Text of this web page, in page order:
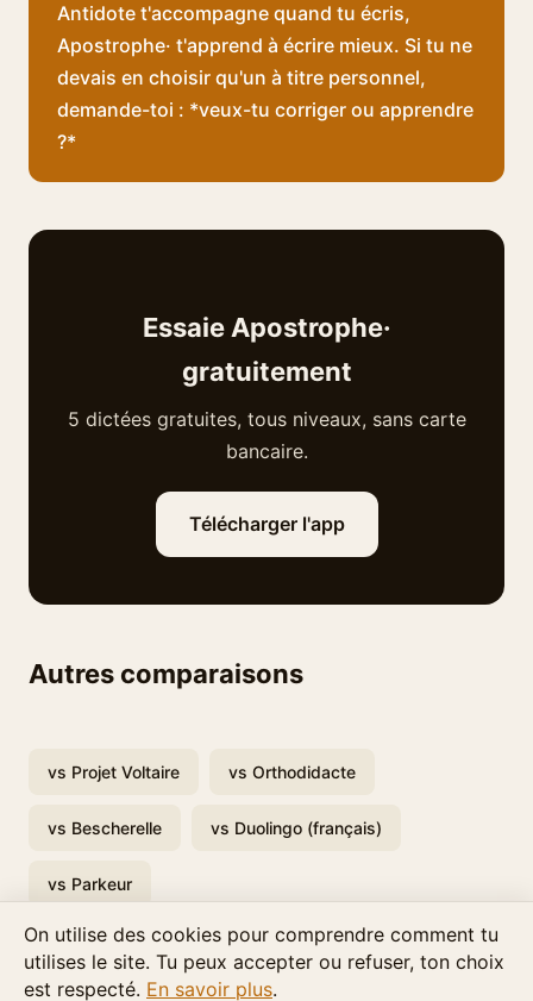
Antidote t'accompagne quand tu écris,
Apostrophe· t'apprend à écrire mieux. Si tu ne
devais en choisir qu'un à titre personnel,
demande-toi : *veux-tu corriger ou apprendre
?*
Essaie Apostrophe·
gratuitement
5 dictées gratuites, tous niveaux, sans carte
bancaire.
Télécharger l'app
Autres comparaisons
vs Projet Voltaire vs Orthodidacte
vs Bescherelle vs Duolingo (français)
vs Parkeur
On utilise des cookies pour comprendre comment tu
utilises le site. Tu peux accepter ou refuser, ton choix
est respecté. En savoir plus.